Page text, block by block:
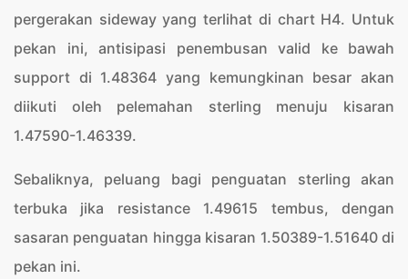
pergerakan sideway yang terlihat di chart H4. Untuk
pekan ini, antisipasi penembusan valid ke bawah
support di 1.48364 yang kemungkinan besar akan
diikuti oleh pelemahan sterling menuju kisaran
1.47590-1.46339.
Sebaliknya, peluang bagi penguatan sterling akan
terbuka jika resistance 1.49615 tembus, dengan
sasaran penguatan hingga kisaran 1.50389-1.51640 di
pekan ini.